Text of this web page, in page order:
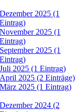
Dezember 2025 (1
Eintrag)
November 2025 (1
Eintrag)
September 2025 (1
Eintrag)
Juli 2025 (1 Eintrag)
April 2025 (2 Einträge)
März 2025 (1 Eintrag)
Dezember 2024 (2